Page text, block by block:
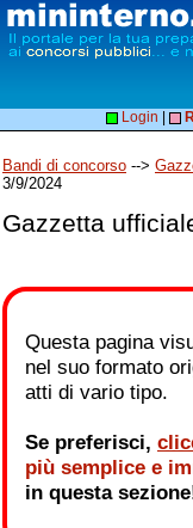
Login
Bandi di concorso -->
3/9/2024
Gazzetta
Questa pagina
nel suo formato
atti di vario tipo.
Se preferisci,
più semplice e
in questa